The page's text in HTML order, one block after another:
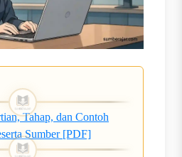
Tahap, dan Contoh
Sumber [PDF]